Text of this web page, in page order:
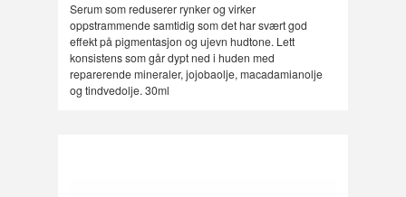
Serum som reduserer rynker og virker
oppstrammende samtidig som det har svært god
effekt på pigmentasjon og ujevn hudtone. Lett
konsistens som går dypt ned i huden med
reparerende mineraler, jojobaolje, macadamianolje
og tindvedolje. 30ml